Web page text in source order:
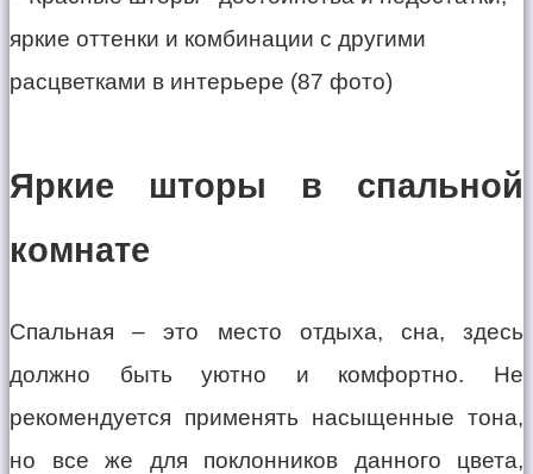
Яркие шторы в спальной
комнате
Спальная – это место отдыха, сна, здесь
должно быть уютно и комфортно. Не
рекомендуется применять насыщенные тона,
но все же для поклонников данного цвета,